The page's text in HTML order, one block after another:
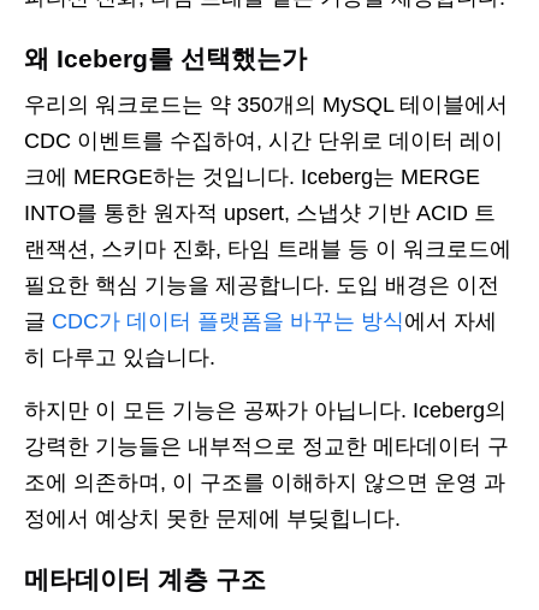
왜 Iceberg를 선택했는가
우리의 워크로드는 약 350개의 MySQL 테이블에서
CDC 이벤트를 수집하여, 시간 단위로 데이터 레이
크에 MERGE하는 것입니다. Iceberg는 MERGE
INTO를 통한 원자적 upsert, 스냅샷 기반 ACID 트
랜잭션, 스키마 진화, 타임 트래블 등 이 워크로드에
필요한 핵심 기능을 제공합니다. 도입 배경은 이전
글 CDC가 데이터 플랫폼을 바꾸는 방식에서 자세
히 다루고 있습니다.
하지만 이 모든 기능은 공짜가 아닙니다. Iceberg의
강력한 기능들은 내부적으로 정교한 메타데이터 구
조에 의존하며, 이 구조를 이해하지 않으면 운영 과
정에서 예상치 못한 문제에 부딪힙니다.
메타데이터 계층 구조